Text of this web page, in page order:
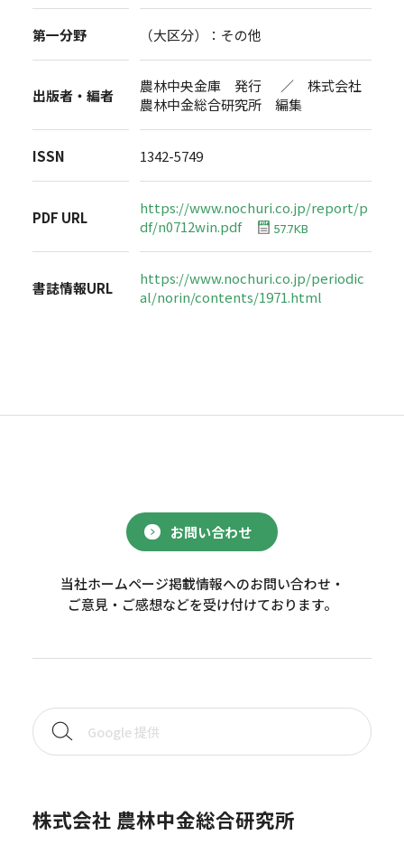
第一分野 （大区分）：その他
出版者・編者
農林中央金庫 発行 ／ 株式会社
農林中金総合研究所 編集
ISSN 1342-5749
PDF URL
https://www.nochuri.co.jp/report/p
df/n0712win.pdf
57.7KB
書誌情報URL
https://www.nochuri.co.jp/periodic
al/norin/contents/1971.html
お問い合わせ
当社ホームページ掲載情報へのお問い合わせ・
ご意見・ご感想などを受け付けております。
株式会社 農林中金総合研究所